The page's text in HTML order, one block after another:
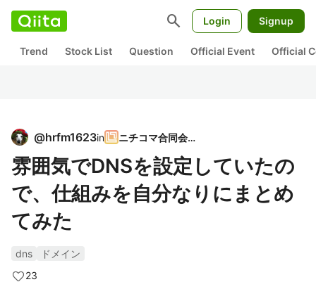
search Login Signup
Trend Stock List Question Official Event Official
@hrfm1623in ニチコマ合同会社
雰囲気でDNSを設定していたの
で、仕組みを自分なりにまとめ
てみた
dns
ドメイン
23